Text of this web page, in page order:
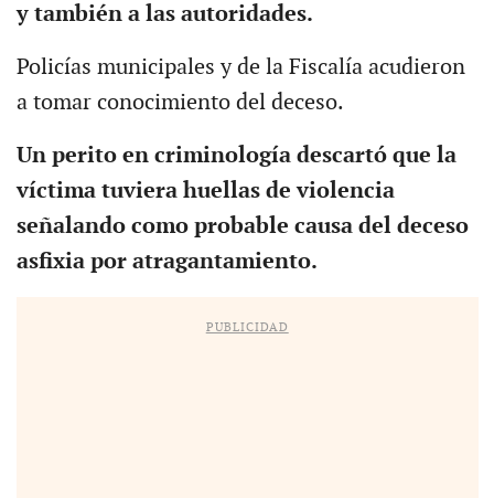
y también a las autoridades.
Policías municipales y de la Fiscalía acudieron
a tomar conocimiento del deceso.
Un perito en criminología descartó que la
víctima tuviera huellas de violencia
señalando como probable causa del deceso
asfixia por atragantamiento.
PUBLICIDAD